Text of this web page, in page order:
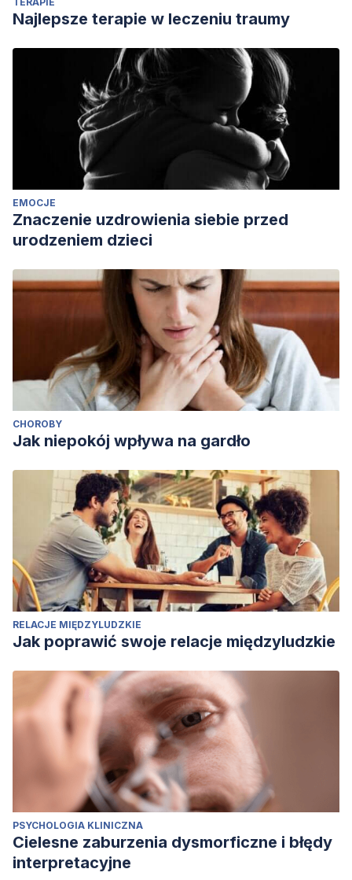
Najlepsze terapie w leczeniu traumy
EMOCJE
Znaczenie uzdrowienia siebie przed
urodzeniem dzieci
CHOROBY
Jak niepokój wpływa na gardło
RELACJE MIĘDZYLUDZKIE
Jak poprawić swoje relacje międzyludzkie
PSYCHOLOGIA KLINICZNA
Cielesne zaburzenia dysmorficzne i błędy
interpretacyjne